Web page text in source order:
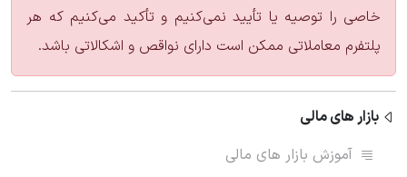
خاصی را توصیه یا تأیید نمی‌کنیم و تأکید می‌کنیم که هر
پلتفرم معاملاتی ممکن است دارای نواقص و اشکالاتی باشد.
بازار های مالی
آموزش بازار های مالی